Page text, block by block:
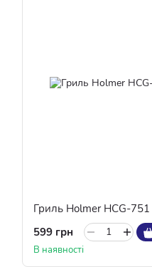
Гриль Holmer HCG-751
599 грн
В наявності